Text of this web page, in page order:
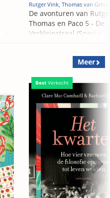
Rutger Vink, Thomas van
De avonturen van
Thomas en Paco 5 - De
Verkleinstraal (Special
Meer
Best Verkocht